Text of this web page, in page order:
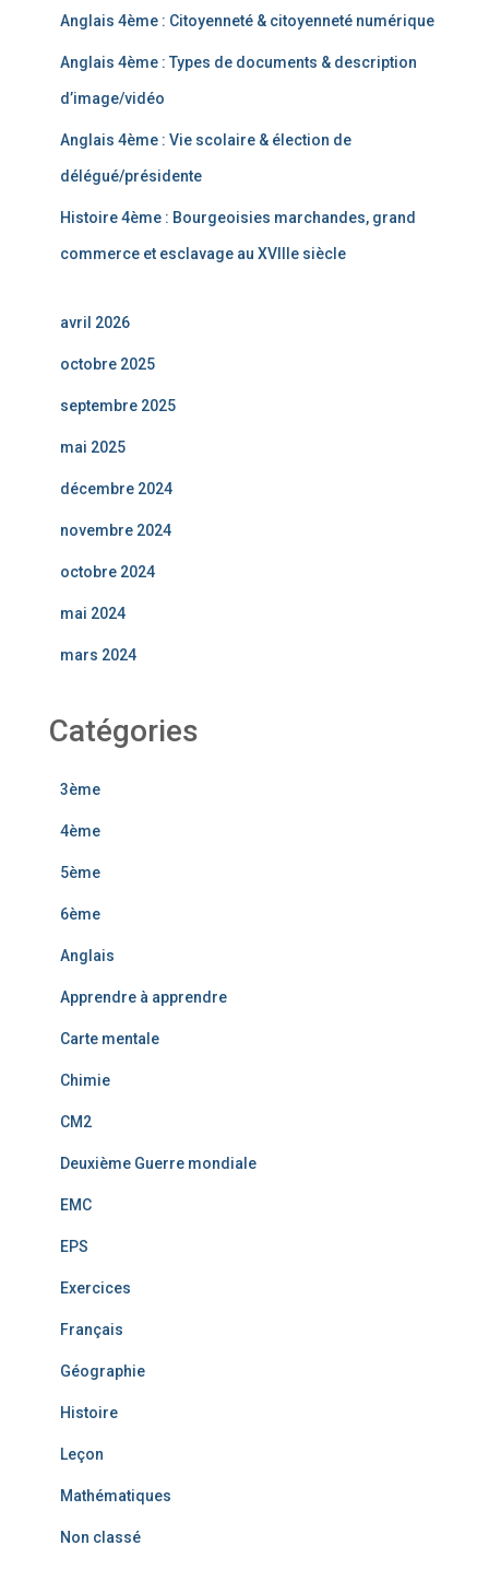
Anglais 4ème : Citoyenneté & citoyenneté numérique
Anglais 4ème : Types de documents & description
d’image/vidéo
Anglais 4ème : Vie scolaire & élection de
délégué/présidente
Histoire 4ème : Bourgeoisies marchandes, grand
commerce et esclavage au XVIIIe siècle
avril 2026
octobre 2025
septembre 2025
mai 2025
décembre 2024
novembre 2024
octobre 2024
mai 2024
mars 2024
Catégories
3ème
4ème
5ème
6ème
Anglais
Apprendre à apprendre
Carte mentale
Chimie
CM2
Deuxième Guerre mondiale
EMC
EPS
Exercices
Français
Géographie
Histoire
Leçon
Mathématiques
Non classé